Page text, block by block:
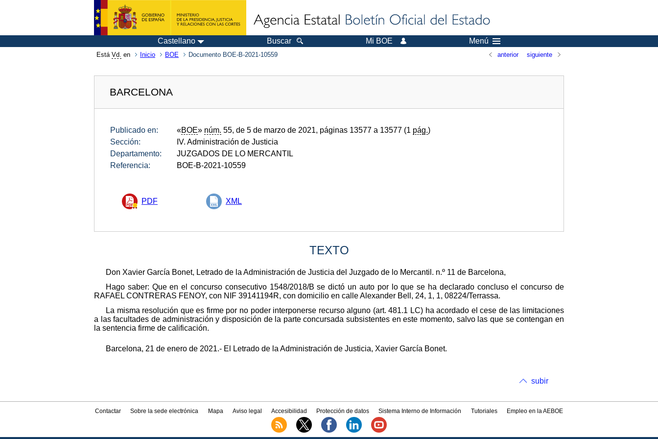
Castellano Buscar Mi BOE Menú
Está Vd. en Inicio BOE Documento BOE-B-2021-10559 anterior siguiente
BARCELONA
Publicado en: «BOE» núm. 55, de 5 de marzo de 2021, páginas 13577 a 13577 (1 pág.)
Sección:
IV. Administración de Justicia
Departamento:
JUZGADOS DE LO MERCANTIL
Referencia:
BOE-B-2021-10559
PDF XML
TEXTO
Don Xavier García Bonet, Letrado de la Administración de Justicia del Juzgado de lo Mercantil. n.º 11 de Barcelona,
Hago saber: Que en el concurso consecutivo 1548/2018/B se dictó un auto por lo que se ha declarado concluso el concurso de
RAFAEL CONTRERAS FENOY, con NIF 39141194R, con domicilio en calle Alexander Bell, 24, 1, 1, 08224/Terrassa.
La misma resolución que es firme por no poder interponerse recurso alguno (art. 481.1 LC) ha acordado el cese de las limitaciones
a las facultades de administración y disposición de la parte concursada subsistentes en este momento, salvo las que se contengan en
la sentencia firme de calificación.
Barcelona, 21 de enero de 2021.- El Letrado de la Administración de Justicia, Xavier García Bonet.
subir
Contactar Sobre la sede electrónica Mapa Aviso legal Accesibilidad Protección de datos Sistema Interno de Información Tutoriales Empleo en la AEBOE